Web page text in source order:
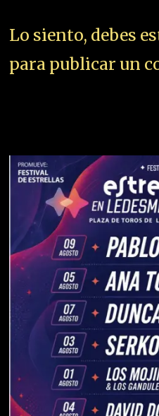
Lo siento, debes
para publicar un